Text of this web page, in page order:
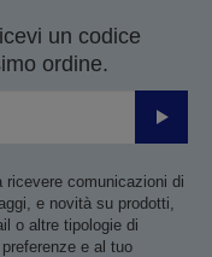
un codice
ordine.
Invia
ricevere comunicazioni di
e novità su prodotti,
o altre tipologie di
e al tuo